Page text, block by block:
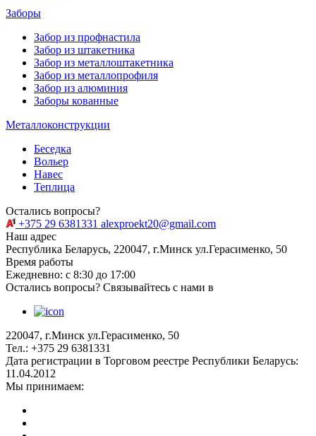
Заборы
Забор из профнастила
Забор из штакетника
Забор из металлоштакетника
Забор из металлопрофиля
Забор из алюминия
Заборы кованные
Металлоконструкции
Беседка
Вольер
Навес
Теплица
Остались вопросы?
+375 29 6381331 alexproekt20@gmail.com
Наш адрес
Республика Беларусь, 220047, г.Минск ул.Герасименко, 50
Время работы
Ежедневно: с 8:30 до 17:00
Остались вопросы? Связывайтесь с нами в
220047, г.Минск ул.Герасименко, 50
Тел.: +375 29 6381331
Дата регистрации в Торговом реестре Республики Беларусь:
11.04.2012
Мы принимаем: